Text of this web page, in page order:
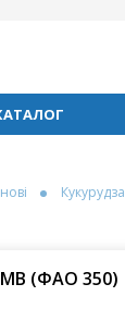
Кукурудза
МВ (ФАО 350)